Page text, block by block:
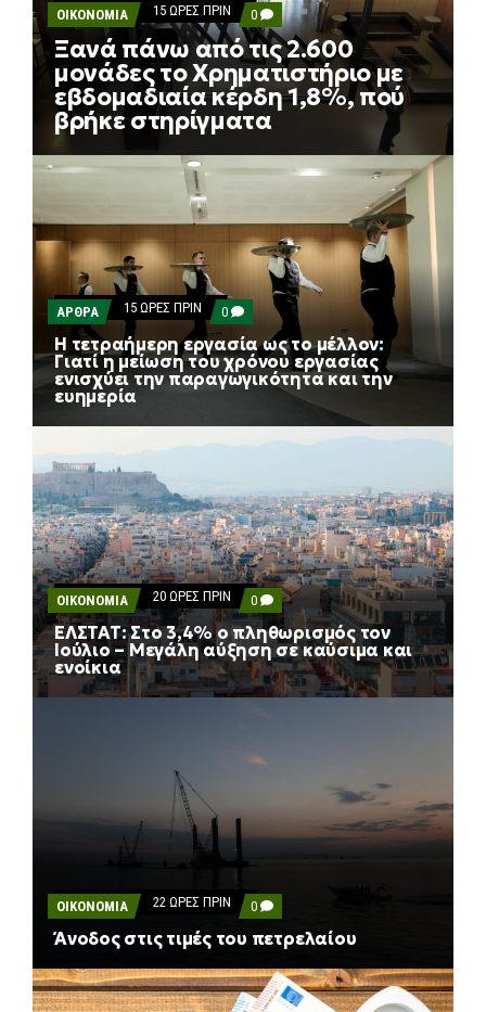
ΟΙΚΟΝΟΜΙΑ 15 ΏΡΕΣ ΠΡΙΝ 0 COMMENTS
ON
ΞΑΝΆ
ΠΆΝΩ
ΑΠΌ
ΤΙΣ
2.600
ΜΟΝΆΔΕΣ
ΧΡΗΜΑΤΙΣΤΉΡΙΟ
ΜΕ
1,8%,
ΠΟΎ
ΒΡΉΚΕ
ΣΤΗΡΊΓΜΑΤΑ
Ξανά πάνω από τις 2.600
μονάδες το Χρηματιστήριο με
εβδομαδιαία κέρδη 1,8%, πού
βρήκε στηρίγματα
ΑΡΘΡΑ 15 ΏΡΕΣ ΠΡΙΝ 0 COMMENTS
ON
Η
ΤΕΤΡΑΉΜΕΡΗ
ΕΡΓΑΣΊΑ
ΩΣ
ΜΈΛΛΟΝ:
ΤΟΥ
ΧΡΌΝΟΥ
ΕΡΓΑΣΊΑΣ
ΕΝΙΣΧΎΕΙ
ΤΗΝ
ΠΑΡΑΓΩΓΙΚΌΤΗΤΑ
ΚΑΙ
ΤΗΝ
ΕΥΗΜΕΡΊΑ
Η τετραήμερη εργασία ως το μέλλον:
Γιατί η μείωση του χρόνου εργασίας
ενισχύει την παραγωγικότητα και την
ευημερία
ΟΙΚΟΝΟΜΙΑ 20 ΏΡΕΣ ΠΡΙΝ 0 COMMENTS
ON
ΕΛΣΤΑΤ:
ΣΤΟ
3,4%
Ο
ΠΛΗΘΩΡΙΣΜΌΣ
ΜΕΓΆΛΗ
ΕΝΟΊΚΙΑ
ΕΛΣΤΑΤ: Στο 3,4% ο πληθωρισμός τον
Ιούλιο – Μεγάλη αύξηση σε καύσιμα και
ενοίκια
ΟΙΚΟΝΟΜΙΑ 22 ΏΡΕΣ ΠΡΙΝ 0 COMMENTS
ON
ΆΝΟΔΟΣ
ΣΤΙΣ
ΤΙΜΈΣ
ΤΟΥ
ΠΕΤΡΕΛΑΊΟΥ
Άνοδος στις τιμές του πετρελαίου